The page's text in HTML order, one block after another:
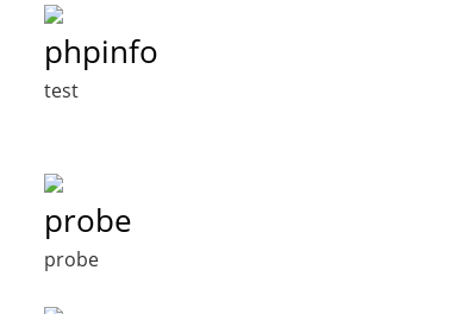
phpinfo
test
probe
probe